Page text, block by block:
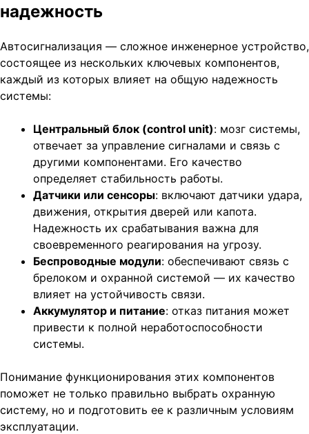
надежность
Автосигнализация — сложное инженерное устройство,
состоящее из нескольких ключевых компонентов,
каждый из которых влияет на общую надежность
системы:
Центральный блок (control unit): мозг системы,
отвечает за управление сигналами и связь с
другими компонентами. Его качество
определяет стабильность работы.
Датчики или сенсоры: включают датчики удара,
движения, открытия дверей или капота.
Надежность их срабатывания важна для
своевременного реагирования на угрозу.
Беспроводные модули: обеспечивают связь с
брелоком и охранной системой — их качество
влияет на устойчивость связи.
Аккумулятор и питание: отказ питания может
привести к полной неработоспособности
системы.
Понимание функционирования этих компонентов
поможет не только правильно выбрать охранную
систему, но и подготовить ее к различным условиям
эксплуатации.